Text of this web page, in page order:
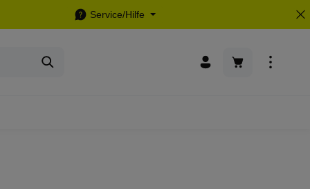
Service/Hilfe
Warenkorb